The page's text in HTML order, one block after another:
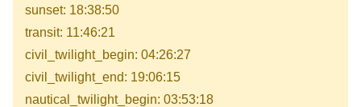
sunset: 18:38:50
transit: 11:46:21
civil_twilight_begin: 04:26:27
civil_twilight_end: 19:06:15
nautical_twilight_begin: 03:53:18